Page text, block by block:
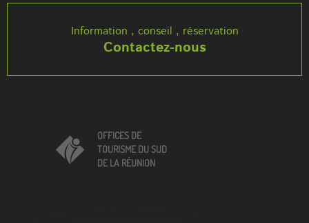
Information , conseil , réservation
Contactez-nous
OFFICES DE
TOURISME DU SUD
DE LA RÉUNION